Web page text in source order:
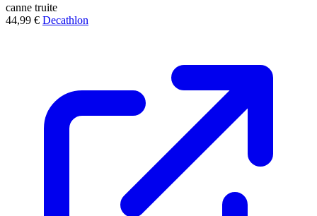
canne truite
44,99 € Decathlon